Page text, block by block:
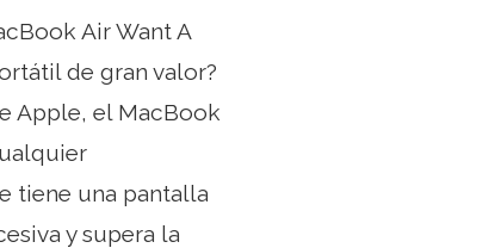
Air Want A
de gran valor?
Apple, el MacBook
tiene una pantalla
y supera la